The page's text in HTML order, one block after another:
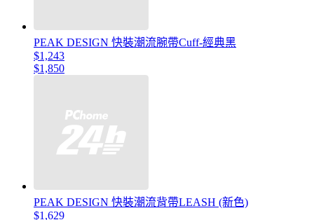
PEAK DESIGN 快裝潮流腕帶Cuff-經典黑
$1,243
$1,850
PEAK DESIGN 快裝潮流背帶LEASH (新色)
$1,629